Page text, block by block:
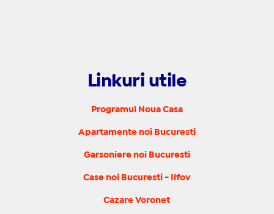
Linkuri utile
Programul Noua Casa
Apartamente noi Bucuresti
Garsoniere noi Bucuresti
Case noi Bucuresti - Ilfov
Cazare Voronet